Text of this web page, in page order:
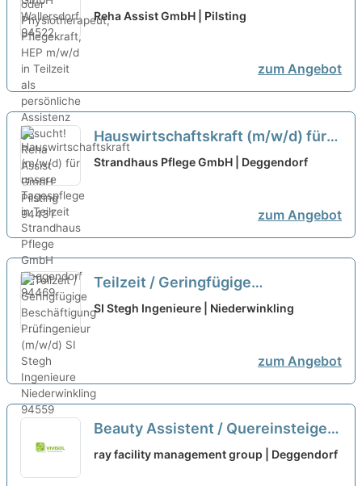
Pflegekraft, HEP m/w/d in Teilzeit
Reha Assist GmbH | Pilsting
zum Angebot
Hauswirtschaftskraft (m/w/d) für
unsere Tagespflege in Teilzeit
Strandhaus Pflege GmbH | Deggendorf
zum Angebot
Teilzeit / Geringfügige
Beschäftigung Prüfingenieur
SI Stegh Ingenieure | Niederwinkling
zum Angebot
Beauty Assistent / Quereinsteiger
(m/w/d) Teilzeit neu
ray facility management group | Deggendorf